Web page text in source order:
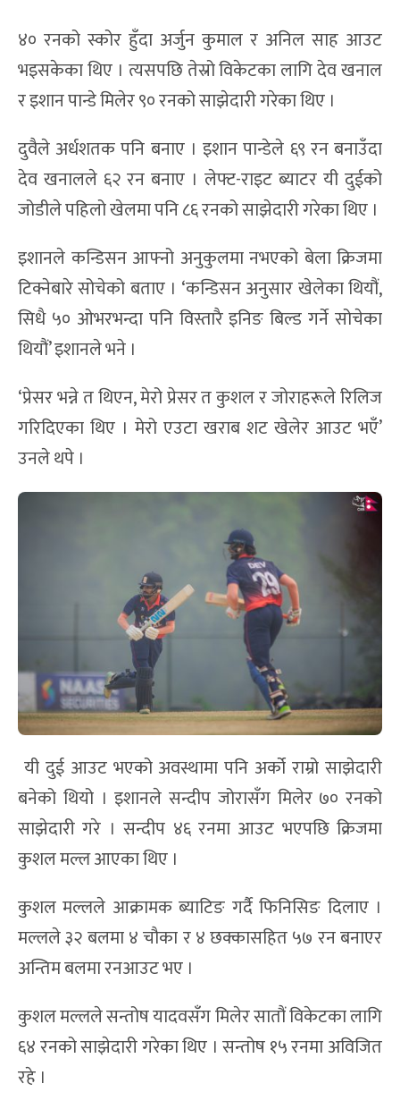
४० रनको स्कोर हुँदा अर्जुन कुमाल र अनिल साह आउट
भइसकेका थिए । त्यसपछि तेस्रो विकेटका लागि देव खनाल
र इशान पान्डे मिलेर ९० रनको साझेदारी गरेका थिए ।
दुवैले अर्धशतक पनि बनाए । इशान पान्डेले ६९ रन बनाउँदा
देव खनालले ६२ रन बनाए । लेफ्ट-राइट ब्याटर यी दुईको
जोडीले पहिलो खेलमा पनि ८६ रनको साझेदारी गरेका थिए ।
इशानले कन्डिसन आफ्नो अनुकुलमा नभएको बेला क्रिजमा
टिक्नेबारे सोचेको बताए । ‘कन्डिसन अनुसार खेलेका थियौं,
सिधै ५० ओभरभन्दा पनि विस्तारै इनिङ बिल्ड गर्ने सोचेका
थियौं’ इशानले भने ।
‘प्रेसर भन्ने त थिएन, मेरो प्रेसर त कुशल र जोराहरूले रिलिज
गरिदिएका थिए । मेरो एउटा खराब शट खेलेर आउट भएँ’
उनले थपे ।
यी दुई आउट भएको अवस्थामा पनि अर्को राम्रो साझेदारी
बनेको थियो । इशानले सन्दीप जोरासँग मिलेर ७० रनको
साझेदारी गरे । सन्दीप ४६ रनमा आउट भएपछि क्रिजमा
कुशल मल्ल आएका थिए ।
कुशल मल्लले आक्रामक ब्याटिङ गर्दै फिनिसिङ दिलाए ।
मल्लले ३२ बलमा ४ चौका र ४ छक्कासहित ५७ रन बनाएर
अन्तिम बलमा रनआउट भए ।
कुशल मल्लले सन्तोष यादवसँग मिलेर सातौं विकेटका लागि
६४ रनको साझेदारी गरेका थिए । सन्तोष १५ रनमा अविजित
रहे ।